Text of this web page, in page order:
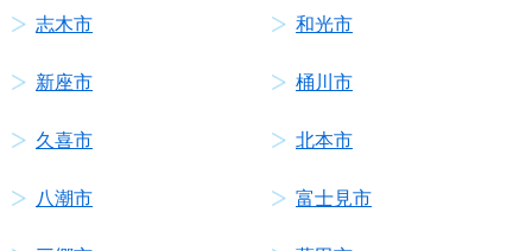
志木市 和光市
新座市 桶川市
久喜市 北本市
八潮市 富士見市